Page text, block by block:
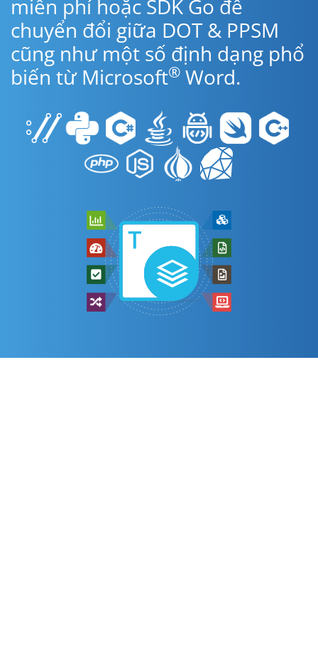
miễn phí hoặc SDK Go để
chuyển đổi giữa DOT & PPSM
cũng như một số định dạng phổ
biến từ Microsoft® Word.